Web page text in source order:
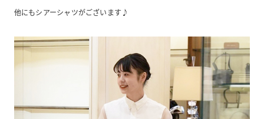
他にもシアーシャツがございます♪